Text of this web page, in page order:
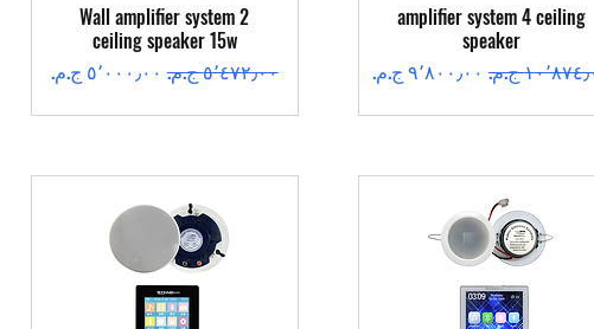
العرض السريع
amplifier system 4 ceiling
speaker
عادي
سعر البيع
العرض السريع
Wall amplifier system 2
ceiling speaker 15w
سعر عادي‏٥٬٤٧٢٫٠٠ ج.م.‏ سعر البيع